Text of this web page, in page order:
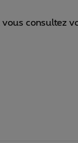
consultez